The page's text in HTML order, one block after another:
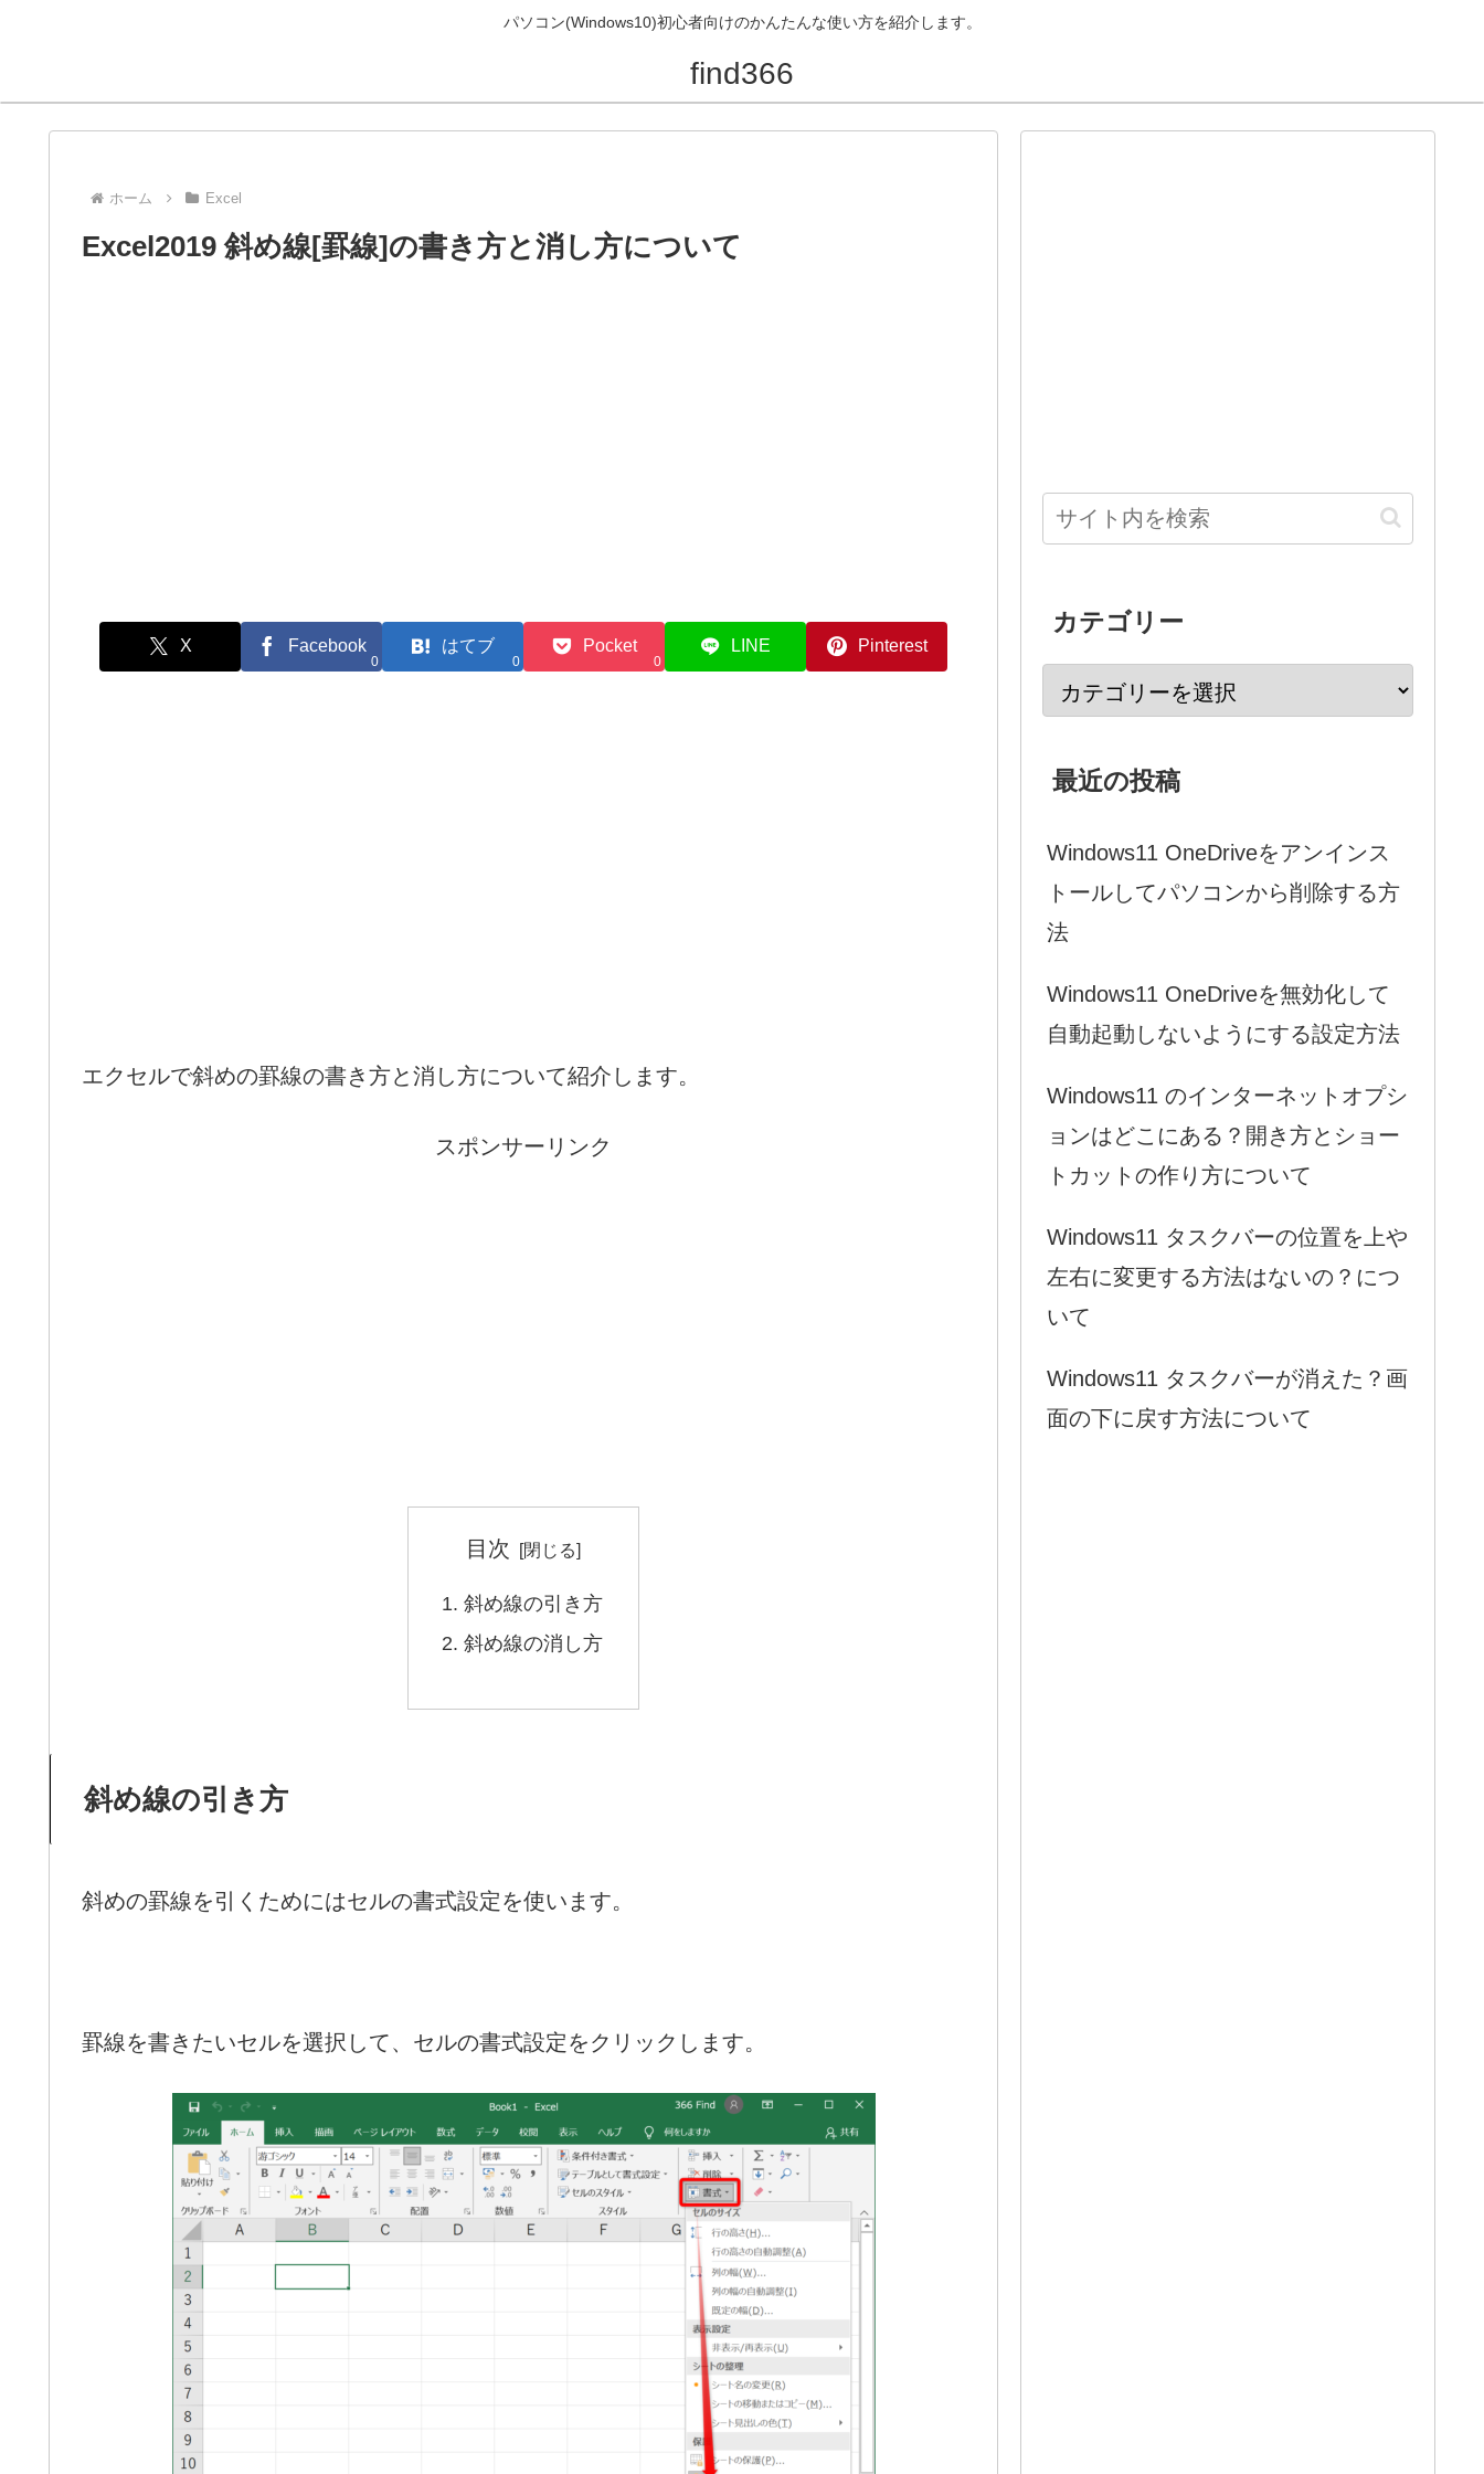
パソコン(Windows10)初心者向けのかんたんな使い方を紹介します。
find366
ホーム Excel
Excel2019 斜め線[罫線]の書き方と消し方について
X Facebook
0
はてブ
0
Pocket
0
LINE Pinterest
エクセルで斜めの罫線の書き方と消し方について紹介します。
スポンサーリンク
目次
斜め線の引き方
斜め線の消し方
斜め線の引き方
斜めの罫線を引くためにはセルの書式設定を使います。
罫線を書きたいセルを選択して、セルの書式設定をクリックします。
カテゴリー
最近の投稿
Windows11 OneDriveをアンインス
トールしてパソコンから削除する方
法
Windows11 OneDriveを無効化して
自動起動しないようにする設定方法
Windows11 のインターネットオプシ
ョンはどこにある？開き方とショー
トカットの作り方について
Windows11 タスクバーの位置を上や
左右に変更する方法はないの？につ
いて
Windows11 タスクバーが消えた？画
面の下に戻す方法について